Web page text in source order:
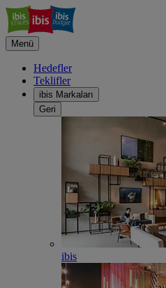
Menü
Hedefler
Teklifler
ibis Markaları
Geri
ibis